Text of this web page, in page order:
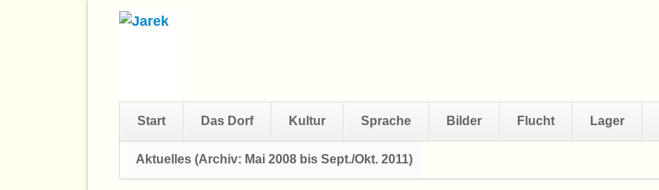
Start Das Dorf Kultur Sprache Bilder Flucht Lager
überspringen
überspringen
Aktuelles (Archiv: Mai 2008 bis Sept./Okt. 2011)